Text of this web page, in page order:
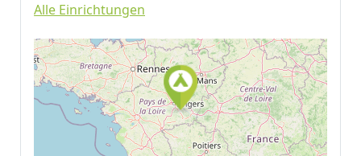
Alle Einrichtungen
Auf Google Maps